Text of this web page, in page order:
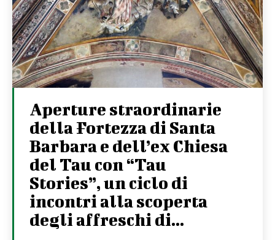
Aperture straordinarie
della Fortezza di Santa
Barbara e dell’ex Chiesa
del Tau con “Tau
Stories”, un ciclo di
incontri alla scoperta
degli affreschi di...